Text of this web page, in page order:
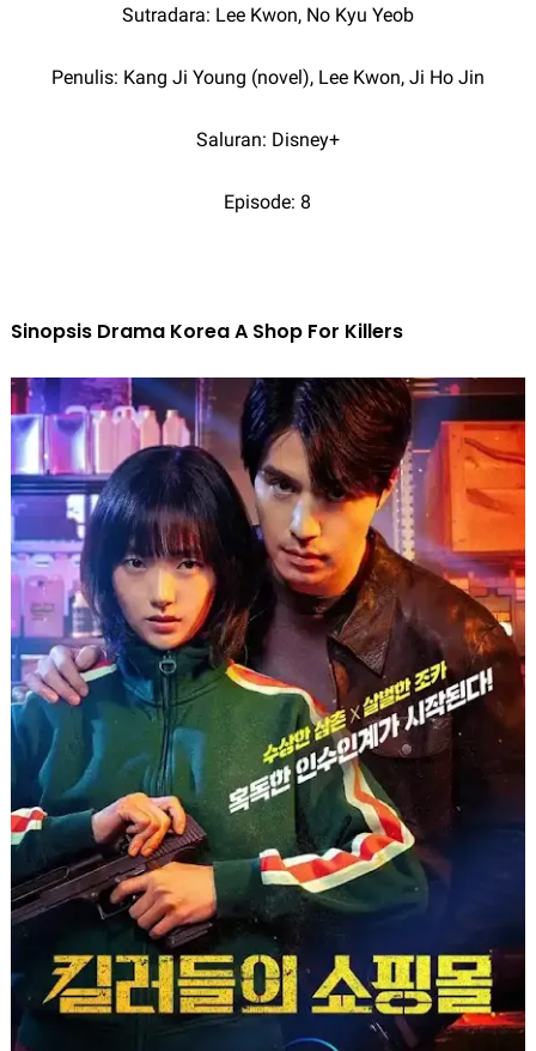
Sutradara: Lee Kwon, No Kyu Yeob
Penulis: Kang Ji Young (novel), Lee Kwon, Ji Ho Jin
Saluran: Disney+
Episode: 8
Sinopsis Drama Korea A Shop For Killers